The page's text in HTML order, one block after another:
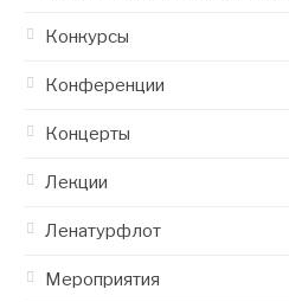
Конкурсы
Конференции
Концерты
Лекции
Ленатурфлот
Мероприятия